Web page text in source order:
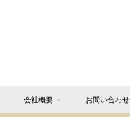
会社概要 お問い合わせ